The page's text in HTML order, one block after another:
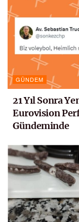
GÜNDEM
21 Yıl Sonra
Eurovision
Gündeminde